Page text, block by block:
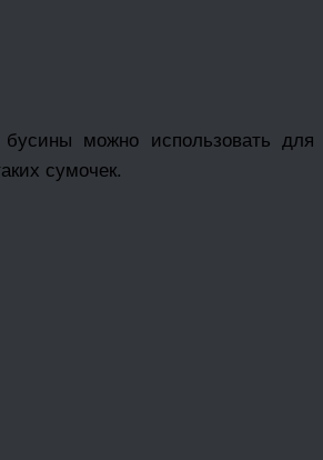
можно использовать для
сумочек.